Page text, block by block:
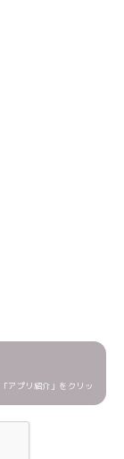
アプリ紹介」をクリッ